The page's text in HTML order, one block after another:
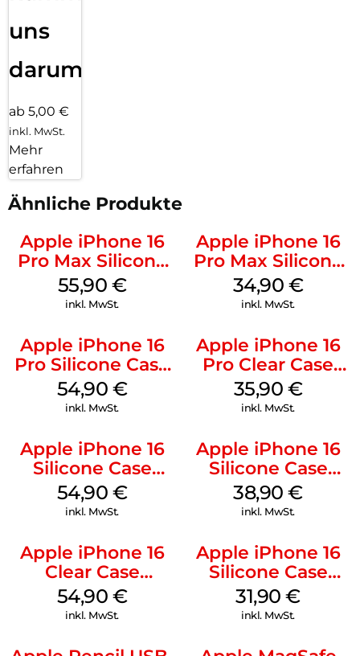
uns
darum!
ab 5,00 €
inkl. MwSt.
Mehr
erfahren
Ähnliche Produkte
Apple iPhone 16
Pro Max Silicone
Case MagSafe
Stone Gray
55,90 €
inkl. MwSt.
Apple iPhone 16
Pro Max Silicone
Case MagSafe
Denim
34,90 €
inkl. MwSt.
Apple iPhone 16
Pro Silicone Case
MagSafe Black
54,90 €
inkl. MwSt.
Apple iPhone 16
Pro Clear Case
MagSafe
Transparent
35,90 €
inkl. MwSt.
Apple iPhone 16
Silicone Case
MagSafe Lake
Green
54,90 €
inkl. MwSt.
Apple iPhone 16
Silicone Case
MagSafe
Ultramarine
38,90€
inkl. MwSt.
Apple iPhone 16
Clear Case
MagSafe
Transparent
54,90 €
inkl. MwSt.
Apple iPhone 16
Silicone Case
MagSafe Fuchsia
31,90€
inkl. MwSt.